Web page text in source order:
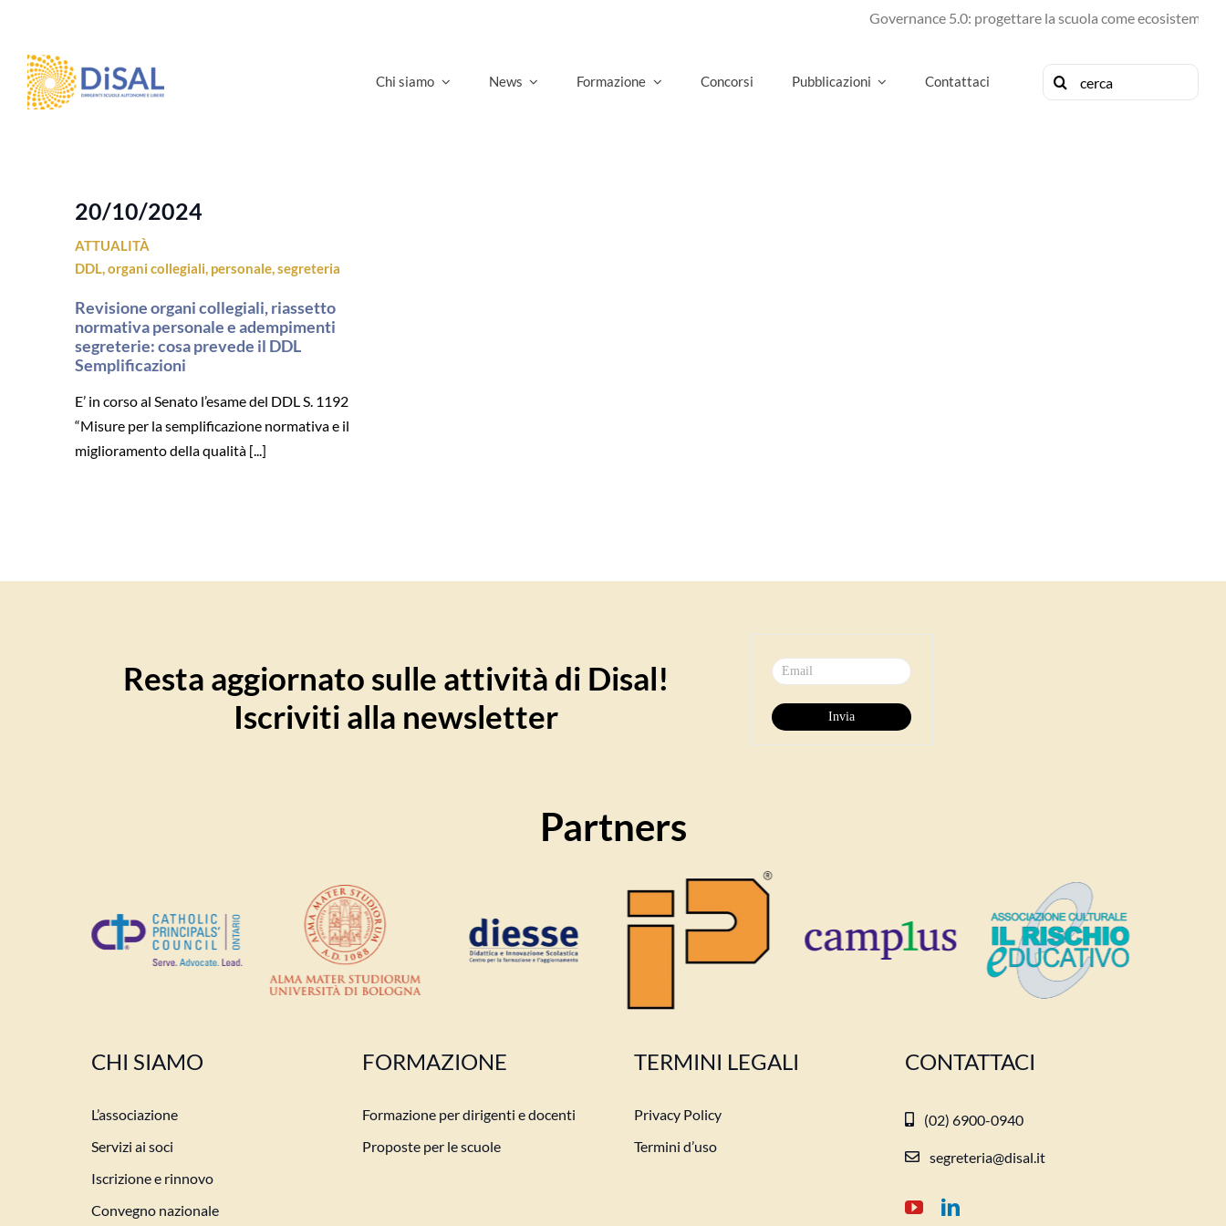
contenuto
Governance 5.0: progettare la scuola come ecosistema di
Chi siamo News Formazione Concorsi Pubblicazioni Contattaci
Cerca
per:
20/10/2024
ATTUALITÀ
DDL,organi collegiali, personale,segreteria
Revisione organi collegiali, riassetto
normativa personale e adempimenti
segreterie: cosa prevede il DDL
Semplificazioni
E’ in corso al Senato l’esame del DDL S. 1192
“Misure per la semplificazione normativa e il
miglioramento della qualità [...]
Resta aggiornato sulle attività di Disal!
Iscriviti alla newsletter
Partners
CHI SIAMO
L’associazione
Servizi ai soci
Iscrizione e rinnovo
Convegno nazionale
FORMAZIONE
Formazione per dirigenti e docenti
Proposte per le scuole
TERMINI LEGALI
Privacy Policy
Termini d’uso
CONTATTACI
(02) 6900-0940
segreteria@disal.it